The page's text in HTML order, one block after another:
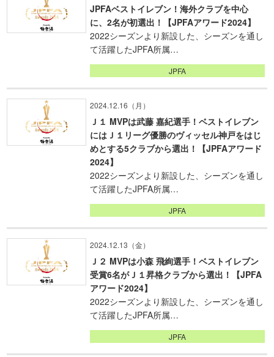
JPFAベストイレブン！海外クラブを中心
に、2名が初選出！【JPFAアワード2024】
2022シーズンより新設した、シーズンを通し
て活躍したJPFA所属…
JPFA
2024.12.16（月）
Ｊ１ MVPは武藤 嘉紀選手！ベストイレブン
にはＪ１リーグ優勝のヴィッセル神戸をはじ
めとする5クラブから選出！【JPFAアワード
2024】
2022シーズンより新設した、シーズンを通し
て活躍したJPFA所属…
JPFA
2024.12.13（金）
Ｊ２ MVPは小森 飛絢選手！ベストイレブン
受賞6名がＪ１昇格クラブから選出！【JPFA
アワード2024】
2022シーズンより新設した、シーズンを通し
て活躍したJPFA所属…
JPFA